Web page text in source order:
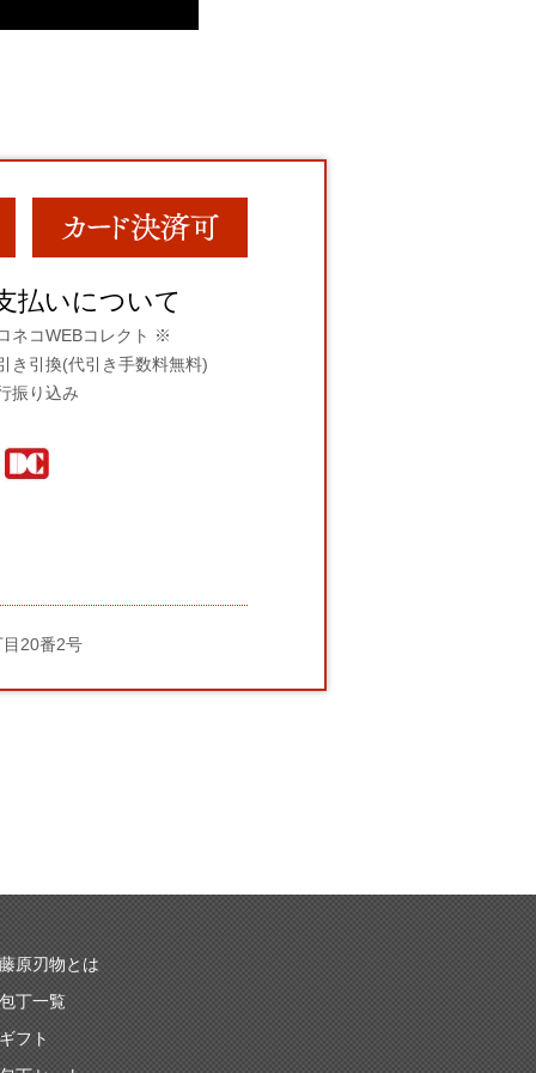
払いについて
ネコWEBコレクト ※
き引換(代引き手数料無料)
振り込み
20番2号
藤原刃物とは
包丁一覧
ギフト